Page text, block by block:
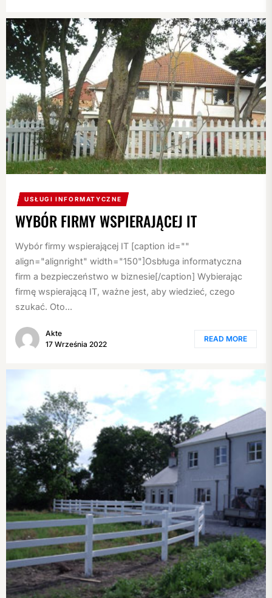
USŁUGI INFORMATYCZNE
WYBÓR FIRMY WSPIERAJĄCEJ IT
Wybór firmy wspierającej IT [caption id=""
align="alignright" width="150"]Osbługa informatyczna
firm a bezpieczeństwo w biznesie[/caption] Wybierając
firmę wspierającą IT, ważne jest, aby wiedzieć, czego
szukać. Oto...
Akte
17 Września 2022
READ MORE